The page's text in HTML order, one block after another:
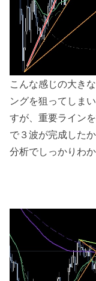
こんな感じの大き
ングを狙ってしま
すが、重要ライン
で３波が完成した
分析でしっかりわ